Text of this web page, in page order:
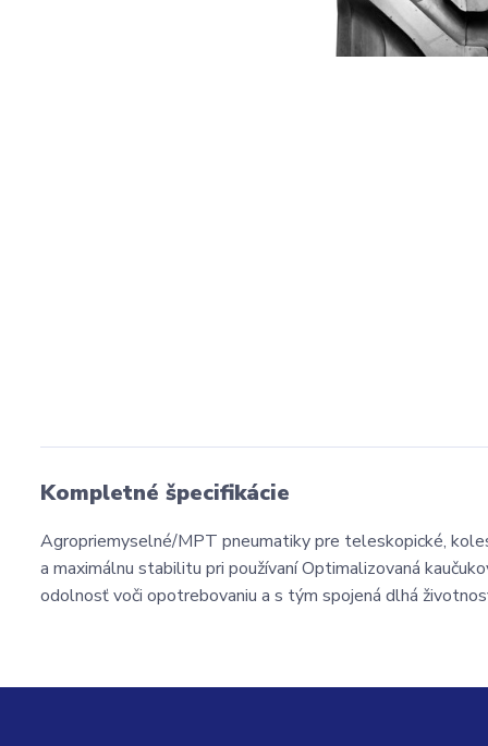
Kompletné špecifikácie
Agropriemyselné/MPT pneumatiky pre teleskopické,
a maximálnu stabilitu pri používaní Optimalizovaná
odolnosť voči opotrebovaniu a s tým spojená dlhá